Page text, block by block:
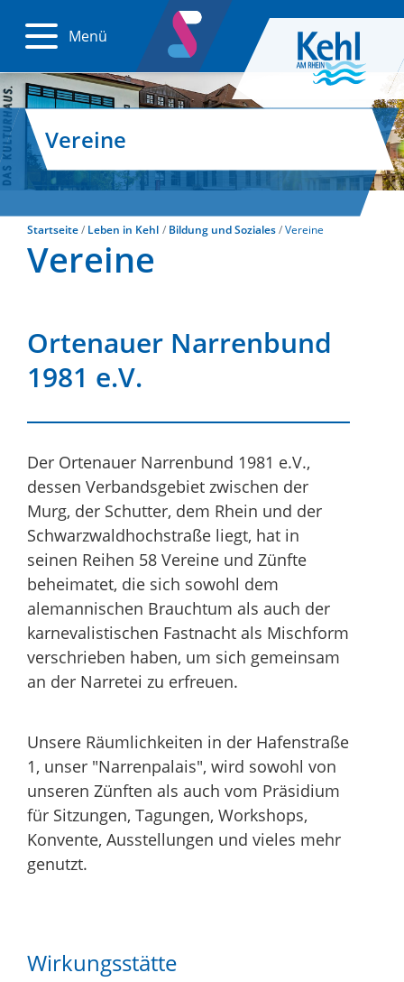
Menü
Vereine
Startseite Leben in Kehl Bildung und Soziales Vereine
Vereine
Ortenauer Narrenbund
1981 e.V.
Der Ortenauer Narrenbund 1981 e.V.,
dessen Verbandsgebiet zwischen der
Murg, der Schutter, dem Rhein und der
Schwarzwaldhochstraße liegt, hat in
seinen Reihen 58 Vereine und Zünfte
beheimatet, die sich sowohl dem
alemannischen Brauchtum als auch der
karnevalistischen Fastnacht als Mischform
verschrieben haben, um sich gemeinsam
an der Narretei zu erfreuen.
Unsere Räumlichkeiten in der Hafenstraße
1, unser "Narrenpalais", wird sowohl von
unseren Zünften als auch vom Präsidium
für Sitzungen, Tagungen, Workshops,
Konvente, Ausstellungen und vieles mehr
genutzt.
Wirkungsstätte